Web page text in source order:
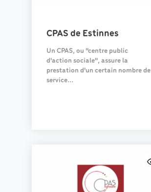
CPAS de Estinnes
Un CPAS, ou "centre public
d'action sociale", assure la
prestation d'un certain nombre de
service...